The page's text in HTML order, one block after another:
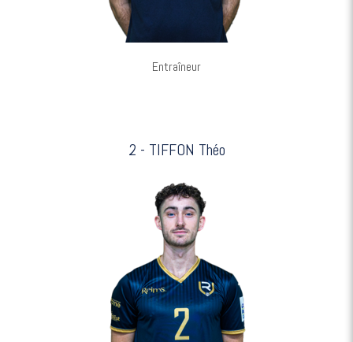
Entraîneur
2 - TIFFON Théo